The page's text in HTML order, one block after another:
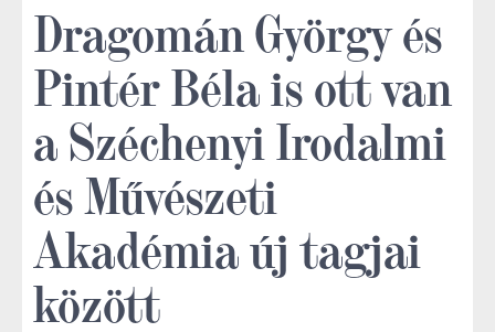
Dragomán György és
Pintér Béla is ott van
a Széchenyi Irodalmi
és Művészeti
Akadémia új tagjai
között